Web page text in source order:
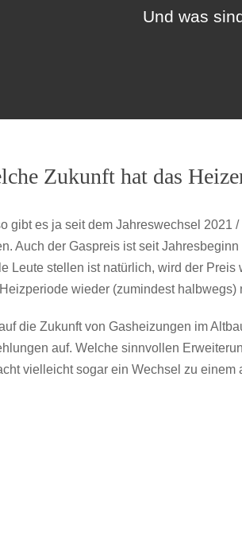
Und was
Zukunft hat das
gibt es ja seit dem Jahreswechsel 2021
Auch der Gaspreis ist seit
Leute stellen ist natürlich, wird der Preis
wieder (zumindest halbwegs)
die Zukunft von Gasheizungen im
auf. Welche sinnvollen
vielleicht sogar ein Wechsel zu einem